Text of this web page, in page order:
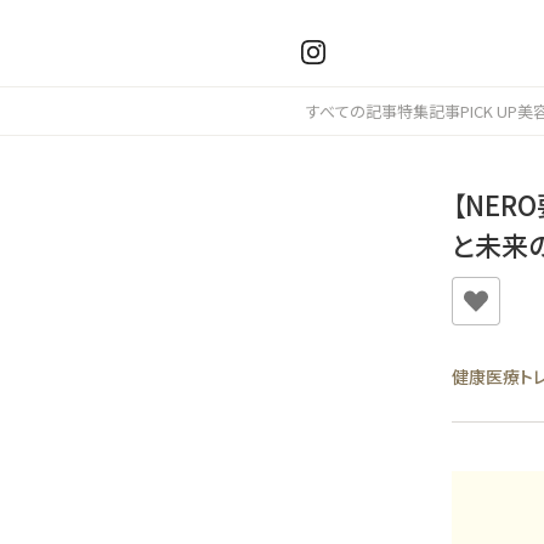
すべての記事特集記事PICK UP美
【
と未来
健康医療ト